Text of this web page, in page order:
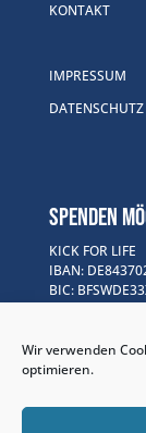
Wir verwenden
optimieren.
KONTAKT
IMPRESSUM
DATENSCHUTZ
SPENDEN
KICK FOR LIFE
IBAN:
BIC:
GOFUNDME